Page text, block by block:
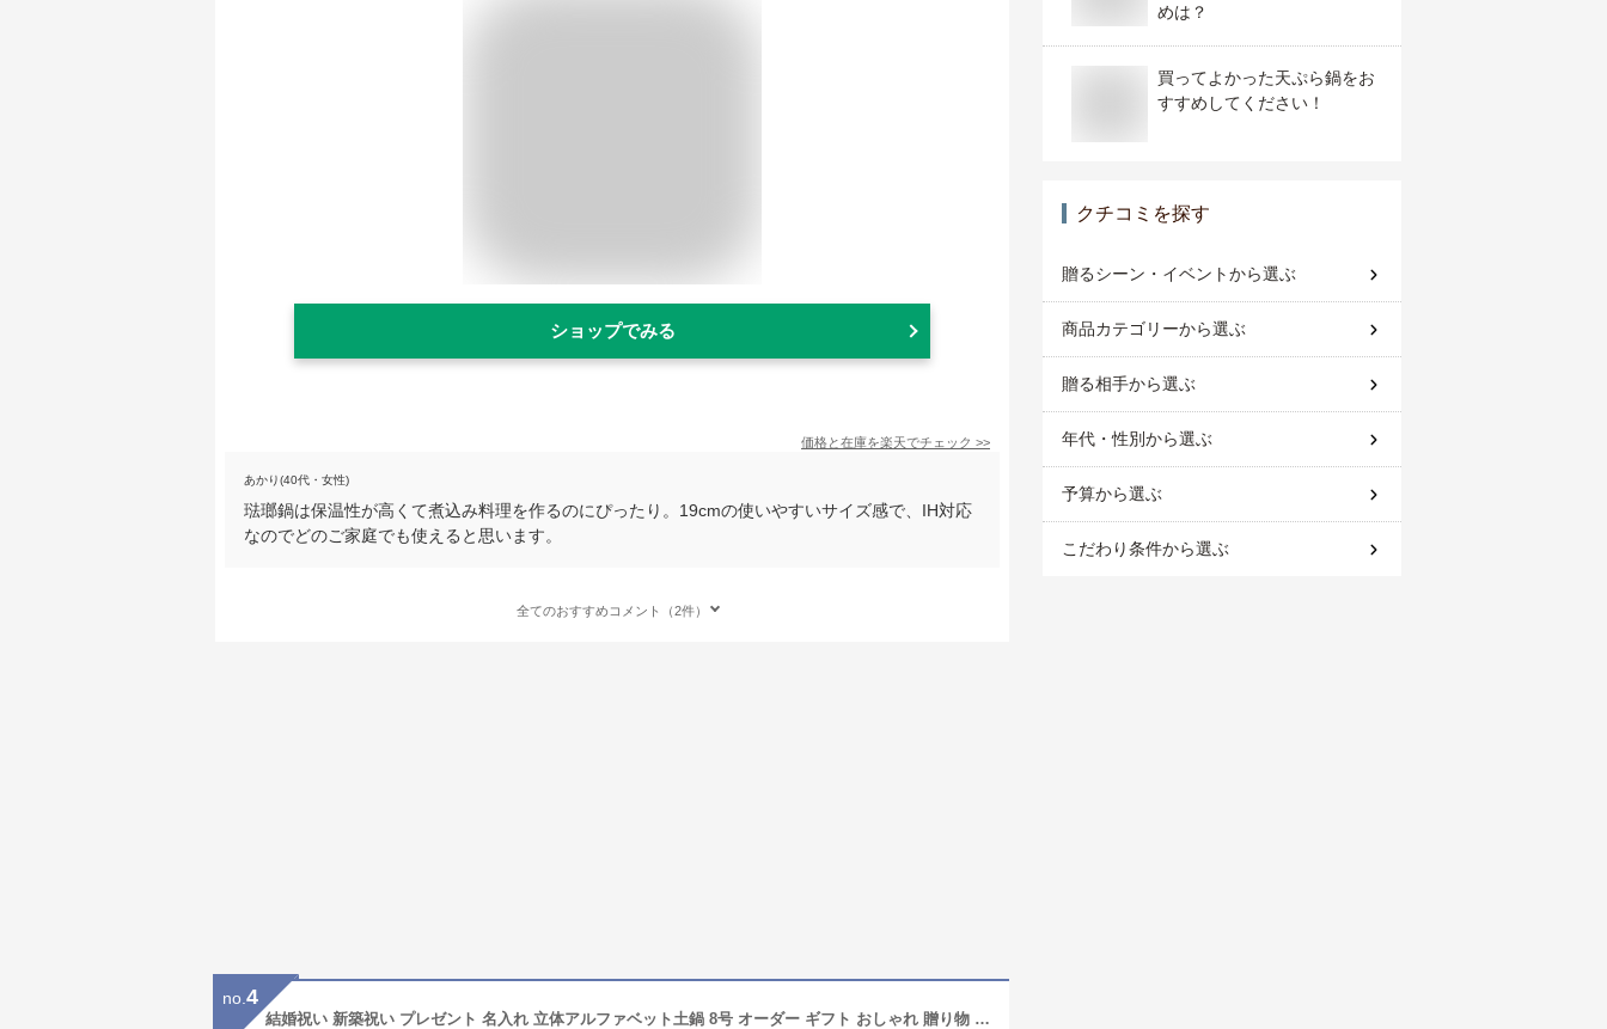
ショップでみる
価格と在庫を楽天でチェック >>
あかり(40代・女性)
琺瑯鍋は保温性が高くて煮込み料理を作るのにぴったり。19cmの使いやすいサイズ感で、IH対応
なのでどのご家庭でも使えると思います。
全てのおすすめコメント（2件）
no. 4
結婚祝い 新築祝い プレゼント 名入れ 立体アルファベット土鍋 8号 オーダー ギフト おしゃれ 贈り物 ガス IH対応 （洋） 名前入り 炊飯 ご飯 ih かわいい ih対応 日本製 入籍祝い 還暦祝い 新生活 内祝い
めは？
買ってよかった天ぷら鍋をお
すすめしてください！
クチコミを探す
贈るシーン・イベントから選ぶ
商品カテゴリーから選ぶ
贈る相手から選ぶ
年代・性別から選ぶ
予算から選ぶ
こだわり条件から選ぶ